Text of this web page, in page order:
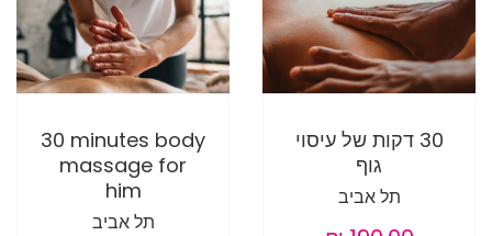
30 דקות של עיסוי
גוף
תל אביב
30 minutes body
massage for
him
תל אביב